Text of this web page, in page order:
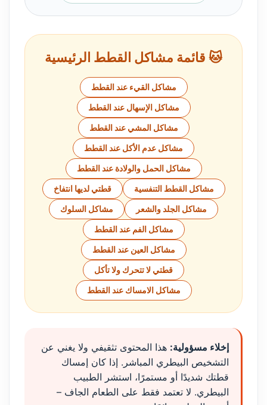
🐱 قائمة مشاكل القطط الرئيسية
مشاكل القيء عند القطط
مشاكل الإسهال عند القطط
مشاكل المشي عند القطط
مشاكل عدم الأكل عند القطط
مشاكل الحمل والولادة عند القطط
مشاكل القطط التنفسية قطتي لديها انتفاخ
مشاكل الجلد والشعر مشاكل السلوك
مشاكل الفم عند القطط
مشاكل العين عند القطط
قطتي لا تتحرك ولا تأكل
مشاكل الامساك عند القطط
إخلاء مسؤولية: هذا المحتوى تثقيفي ولا يغني عن
التشخيص البيطري المباشر. إذا كان إمساك
قطتك شديدًا أو مستمرًا، استشر الطبيب
البيطري. لا تعتمد فقط على الطعام الجاف –